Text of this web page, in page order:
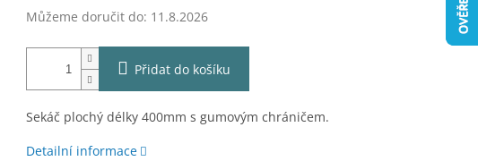
Můžeme doručit do: 11.8.2026
Přidat do košíku
Sekáč plochý délky 400mm s gumovým chráničem.
Detailní informace